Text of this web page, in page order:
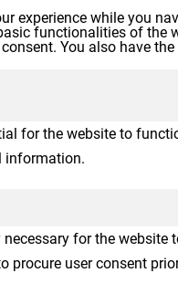
experience while you
functionalities of the
You also have
for the website to
information.
for the
procure user consent